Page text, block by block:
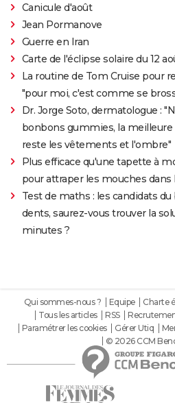
Canicule d'août
Jean Pormanove
Guerre en Iran
Carte de l'éclipse solaire du 12
La routine de Tom Cruise pour
"pour moi, c'est comme se
Dr. Jorge Soto, dermatologue :
bonbons gummies, la
reste les vêtements et l'ombre"
Plus efficace qu'une tapette à
pour attraper les mouches dans
Test de maths : les candidats
dents, saurez-vous trouver la
minutes ?
Qui sommes-nous ? Equipe Charte
Tous les articles
RSS
Paramétrer les cookies
Gérer Utiq
© 2026 CCM